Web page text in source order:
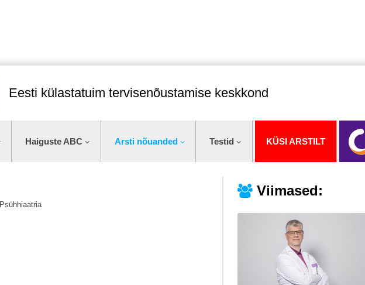
Eesti külastatuim tervisenõustamise keskkond
Haiguste ABC Arsti nõuanded Testid KÜSI ARSTILT
Viimased:
Psühhiaatria